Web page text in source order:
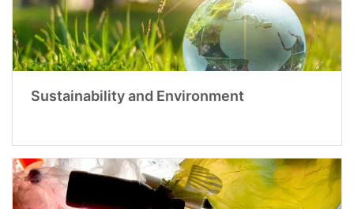
Sustainability and Environment